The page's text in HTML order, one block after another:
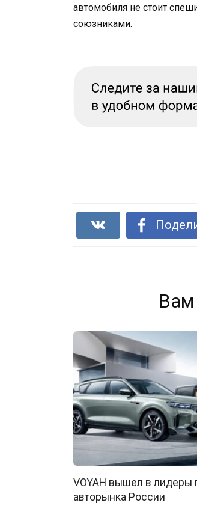
автомобиля не стоит
союзниками.
Вам
VOYAH вышел в лидеры
авторынка России